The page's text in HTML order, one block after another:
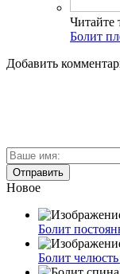
Читайте
Болит
Добавить
Новое
Болит
Болит